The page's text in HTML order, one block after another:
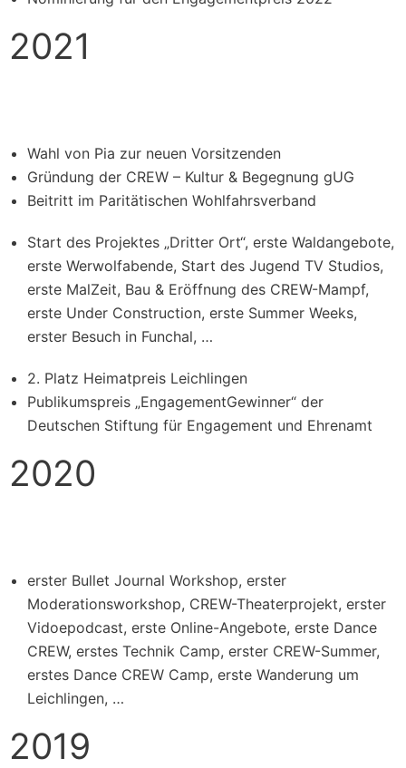
2021
Wahl von Pia zur neuen Vorsitzenden
Gründung der CREW – Kultur & Begegnung gUG
Beitritt im Paritätischen Wohlfahrsverband
Start des Projektes „Dritter Ort“, erste Waldangebote,
erste Werwolfabende, Start des Jugend TV Studios,
erste MalZeit, Bau & Eröffnung des CREW-Mampf,
erste Under Construction, erste Summer Weeks,
erster Besuch in Funchal, …
2. Platz Heimatpreis Leichlingen
Publikumspreis „EngagementGewinner“ der
Deutschen Stiftung für Engagement und Ehrenamt
2020
erster Bullet Journal Workshop, erster
Moderationsworkshop, CREW-Theaterprojekt, erster
Vidoepodcast, erste Online-Angebote, erste Dance
CREW, erstes Technik Camp, erster CREW-Summer,
erstes Dance CREW Camp, erste Wanderung um
Leichlingen, …
2019